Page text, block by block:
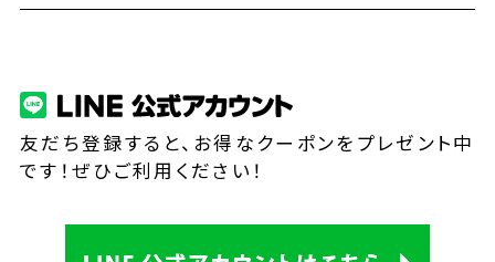
友だち登録すると、お得なクーポンをプレゼント中
です！ぜひご利用ください！